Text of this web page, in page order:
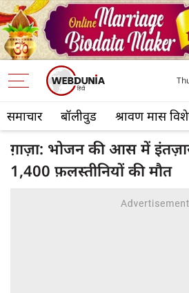
समाचार बॉलीवुड श्रावण मास
ग़ाज़ा: भोजन की आस में
1,400 फ़लस्तीनियों की मौत